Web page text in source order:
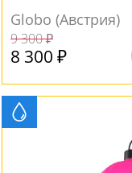
Globo (Австрия)
9 300 ₽
8 300 ₽